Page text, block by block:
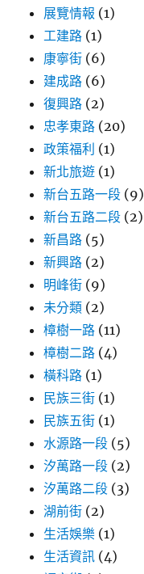
展覽情報 (1)
工建路 (1)
康寧街 (6)
建成路 (6)
復興路 (2)
忠孝東路 (20)
政策福利 (1)
新北旅遊 (1)
新台五路一段 (9)
新台五路二段 (2)
新昌路 (5)
新興路 (2)
明峰街 (9)
未分類 (2)
樟樹一路 (11)
樟樹二路 (4)
橫科路 (1)
民族三街 (1)
民族五街 (1)
水源路一段 (5)
汐萬路一段 (2)
汐萬路二段 (3)
湖前街 (2)
生活娛樂 (1)
生活資訊 (4)